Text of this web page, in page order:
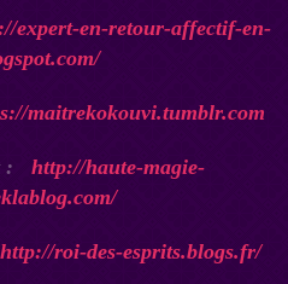
expert-en-retour-affectif-en-
maitrekokouvi.tumblr.com
:
http://haute-magie-
http://roi-des-esprits.blogs.fr/